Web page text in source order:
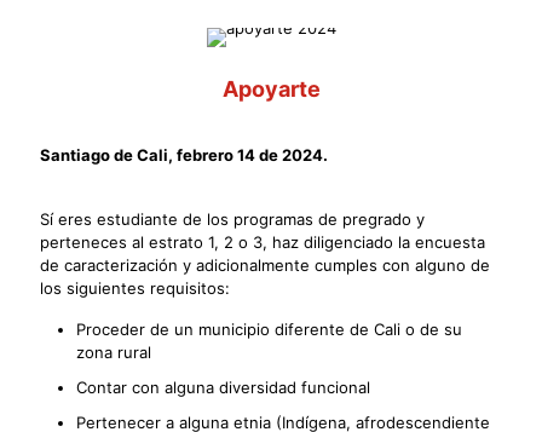
Apoyarte
Santiago de Cali, febrero 14 de 2024.
Sí eres estudiante de los programas de pregrado y
perteneces al estrato 1, 2 o 3, haz diligenciado la encuesta
de caracterización y adicionalmente cumples con alguno de
los siguientes requisitos:
Proceder de un municipio diferente de Cali o de su
zona rural
Contar con alguna diversidad funcional
Pertenecer a alguna etnia (Indígena, afrodescendiente